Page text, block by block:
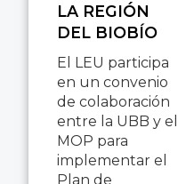
LA REGIÓN
DEL BIOBÍO
El LEU participa
en un convenio
de colaboración
entre la UBB y el
MOP para
implementar el
Plan de